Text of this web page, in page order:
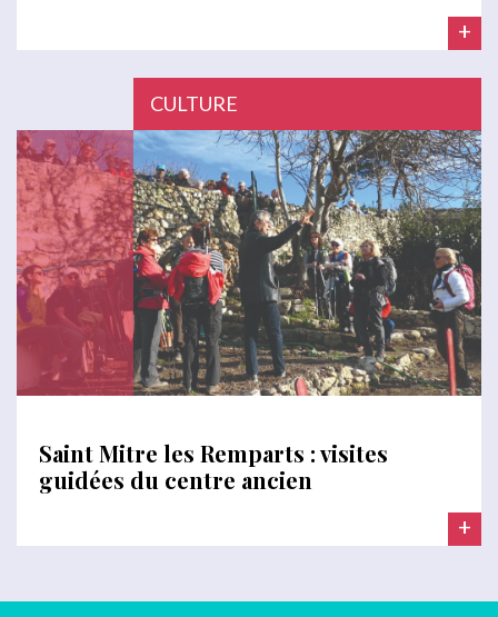
+
CULTURE
Saint Mitre les Remparts : visites
guidées du centre ancien
+